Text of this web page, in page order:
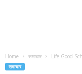
Home समाचार Life Good
समाचार